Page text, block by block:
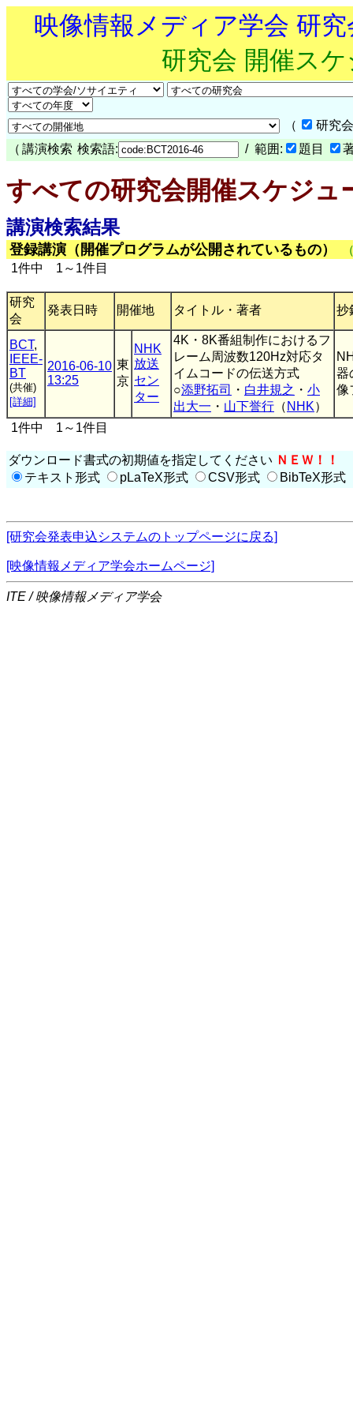
映像情報メディア学会 研
研究会 開催ス
（
研究
（ 講演検索 検索語: / 範囲: 題目
すべての研究会開催スケジュ
講演検索結果
登録講演（開催プログラムが公開されているもの）
1件中 1～1件目
研究
会
発表日時 開催地 タイトル・著者 抄
BCT,
IEEE-
BT
(共催)
[詳細]
2016-06-10
13:25
東
京
NHK
放送
セン
ター
4K・8K番組制作におけるフ
レーム周波数120Hz対応タ
イムコードの伝送方式
○添野拓司 ・ 白井規之 ・ 小
出大一 ・ 山下誉行 （ NHK）
器
像
1件中 1～1件目
ダウンロード書式の初期値を指定してください ＮＥＷ！！
テキスト形式
pLaTeX形式 CSV形式 BibTeX形式
[研究会発表申込システムのトップページに戻る]
[映像情報メディア学会ホームページ]
ITE / 映像情報メディア学会